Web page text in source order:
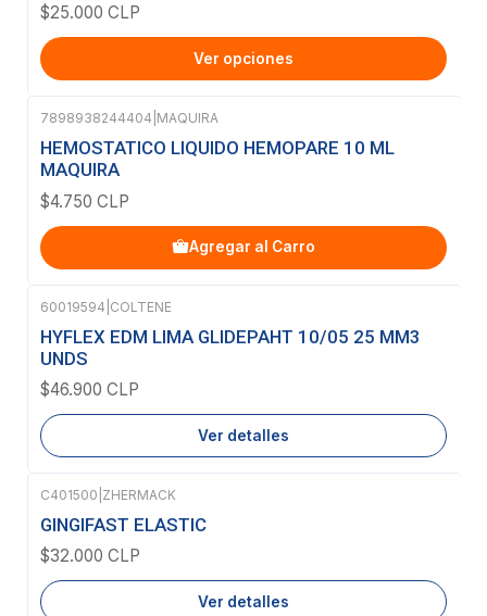
$25.000 CLP
Ver opciones
7898938244404 MAQUIRA
HEMOSTATICO LIQUIDO HEMOPARE 10 ML
MAQUIRA
$4.750 CLP
Agregar al Carro
Agotado
60019594 COLTENE
HYFLEX EDM LIMA GLIDEPAHT 10/05 25 MM3
UNDS
$46.900 CLP
Ver detalles
Agotado
C401500 ZHERMACK
GINGIFAST ELASTIC
$32.000 CLP
Ver detalles